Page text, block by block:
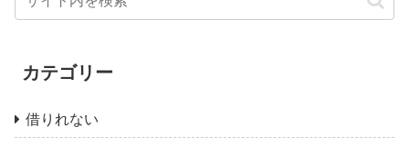
カテゴリー
借りれない